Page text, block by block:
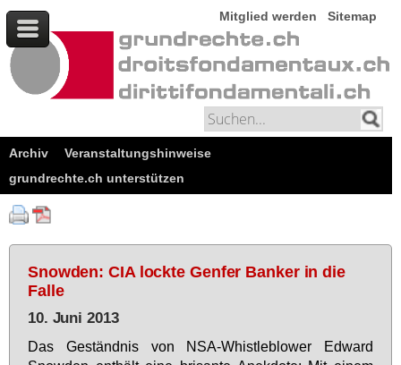
Mitglied werden Sitemap
Archiv
Veranstaltungshinweise
grundrechte.ch unterstützen
Snowden: CIA lockte Genfer Banker in die
Falle
10. Juni 2013
Das Ge­ständ­nis von NSA-Whist­leb­lo­wer Ed­ward